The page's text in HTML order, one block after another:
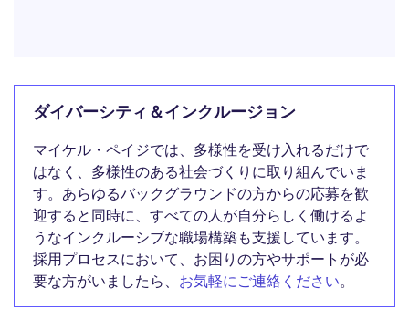
ダイバーシティ＆インクルージョン
マイケル・ペイジでは、多様性を受け入れるだけで
はなく、多様性のある社会づくりに取り組んでいま
す。あらゆるバックグラウンドの方からの応募を歓
迎すると同時に、すべての人が自分らしく働けるよ
うなインクルーシブな職場構築も支援しています。
採用プロセスにおいて、お困りの方やサポートが必
要な方がいましたら、 お気軽にご連絡ください。